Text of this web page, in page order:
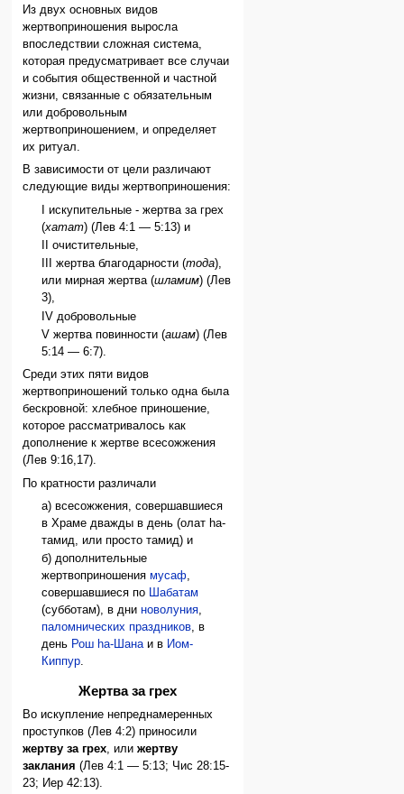
Из двух основных видов
жертвоприношения выросла
впоследствии сложная система,
которая предусматривает все случаи
и события общественной и частной
жизни, связанные с обязательным
или добровольным
жертвоприношением, и определяет
их ритуал.
В зависимости от цели различают
следующие виды жертвоприношения:
I искупительные - жертва за грех
(хатат) (Лев 4:1 — 5:13) и
II очистительные,
III жертва благодарности (тода),
или мирная жертва (шламим) (Лев
3),
IV добровольные
V жертва повинности (ашам) (Лев
5:14 — 6:7).
Среди этих пяти видов
жертвоприношений только одна была
бескровной: хлебное приношение,
которое рассматривалось как
дополнение к жертве всесожжения
(Лев 9:16,17).
По кратности различали
а) всесожжения, совершавшиеся
в Храме дважды в день (олат hа-
тамид, или просто тамид) и
б) дополнительные
жертвоприношения мусаф,
совершавшиеся по Шабатам
(субботам), в дни новолуния,
паломнических праздников, в
день Рош hа-Шанаи в Иом-
Киппур.
Жертва за грех
Во искупление непреднамеренных
проступков (Лев 4:2) приносили
жертву за грех, илижертву
заклания (Лев 4:1 — 5:13; Чис 28:15-
23; Иер 42:13).